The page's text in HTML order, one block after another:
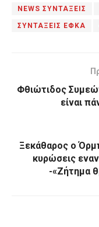
NEWS ΣΥΝΤΑΞΕΙΣ
ΣΥΝΤΑΞΕΙΣ ΕΦΚΑ
Φθιώτιδος
είναι
Ξεκάθαρος ο
κυρώσεις
-«Ζήτημα